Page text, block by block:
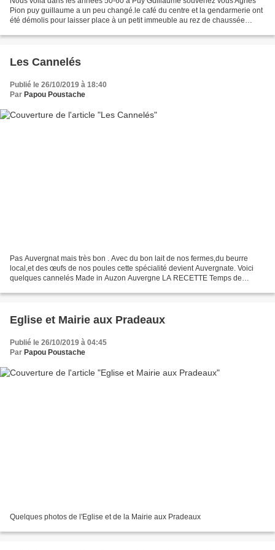
Pion puy guillaume a un peu changé.le café du centre et la gendarmerie ont
été démolis pour laisser place à un petit immeuble au rez de chaussée
Les Cannelés
Publié le 26/10/2019 à 18:40
Par Papou Poustache
Pas Auvergnat mais très bon . Avec du bon lait de nos fermes,du beurre
local,et des œufs de nos poules cette spécialité devient Auvergnate. Voici
quelques cannelés Made in Auzon Auvergne LA RECETTE Temps de
Eglise et Mairie aux Pradeaux
Publié le 26/10/2019 à 04:45
Par Papou Poustache
Quelques photos de l'Eglise et de la Mairie aux Pradeaux